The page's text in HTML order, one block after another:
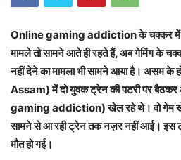
Online gaming addiction के चक्कर में
मामले तो सामने आते ही रहते हैं, अब गेमिंग के
नहीं देने का मामला भी सामने आया है। असम
Assam) में दो युवक ट्रेन की पटरी पर
gaming addiction) खेल रहे थे। वो गेम
सामने से आ रही ट्रेन तक नज़र नहीं आई। इस
मौत हो गई।